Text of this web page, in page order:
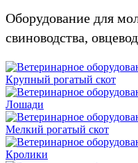
Оборудование для
свиноводства,
Крупный рогатый скот
Лошади
Мелкий рогатый скот
Кролики